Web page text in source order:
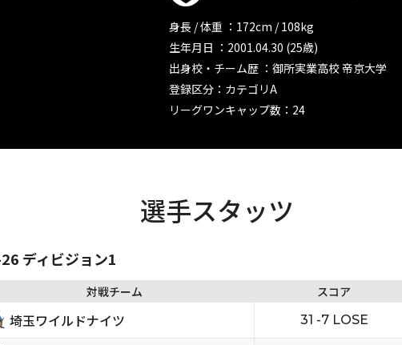
身長 / 体重 ：172cm / 108kg
生年月日 ：2001.04.30 (25歳)
出身校・チーム歴 ：御所実業高校 帝京大学
登録区分：カテゴリA
リーグワンキャップ数：24
選手スタッツ
ディビジョン1
対戦チーム スコア
埼玉ワイルドナイツ 31 -7 LOSE